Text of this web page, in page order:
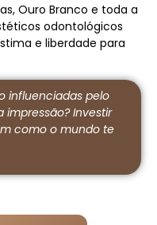
Ouro Branco e toda a
odontológicos
e liberdade para
influenciadas pelo
impressão? Investir
como o mundo te